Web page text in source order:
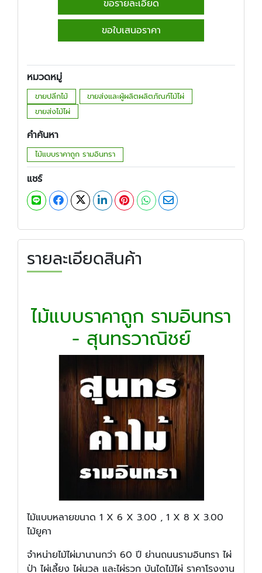
ขอรายละเอียด
ขอใบเสนอราคา
หมวดหมู่
ขายปลีกไม้
ขายส่งและผู้ผลิตผลิตภัณฑ์ไม้ไผ่
ขายส่งไม้ไผ่
คำค้นหา
ไม้แบบราคาถูก รามอินทรา
แชร์
รายละเอียดสินค้า
ไม้แบบราคาถูก รามอินทรา
- สุนทรวาณิชย์
ไม้แบบหลายขนาด 1 X 6 X 3.00 , 1 X 8 X 3.00
ไม้ยูคา
จำหน่ายไม้ไผ่มานานกว่า 60 ปี ย่านถนนรามอินทรา ไผ่
ป่า ไผ่เลี้ยง ไผ่นวล และไผ่รวก บันไดไม้ไผ่ ราคาโรงงาน